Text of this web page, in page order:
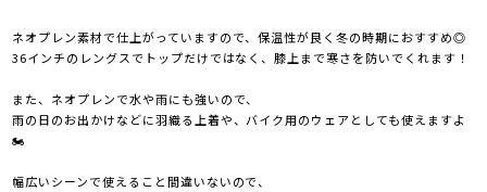
ネオプレン素材で仕上がっていますので、保温性が良く冬の時期におすすめ◎
36インチのレングスでトップだけではなく、膝上まで寒さを防いでくれます！
また、ネオプレンで水や雨にも強いので、
雨の日のお出かけなどに羽織る上着や、バイク用のウェアとしても使えますよ
🏍
幅広いシーンで使えること間違いないので、